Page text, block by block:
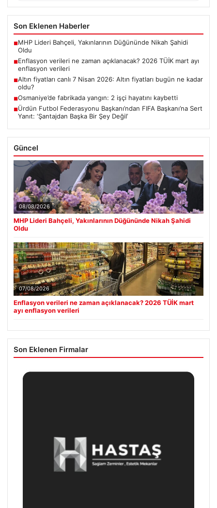
Son Eklenen Haberler
■MHP Lideri Bahçeli, Yakınlarının Düğününde Nikah Şahidi
Oldu
■Enflasyon verileri ne zaman açıklanacak? 2026 TÜİK mart ayı
enflasyon verileri
■Altın fiyatları canlı 7 Nisan 2026: Altın fiyatları bugün ne kadar
oldu?
■Osmaniye’de fabrikada yangın: 2 işçi hayatını kaybetti
■Ürdün Futbol Federasyonu Başkanı’ndan FIFA Başkanı’na Sert
Yanıt: ‘Şantajdan Başka Bir Şey Değil’
Güncel
08/08/2026
MHP Lideri Bahçeli, Yakınlarının Düğününde Nikah Şahidi
Oldu
07/08/2026
Enflasyon verileri ne zaman açıklanacak? 2026 TÜİK mart
ayı enflasyon verileri
Son Eklenen Firmalar